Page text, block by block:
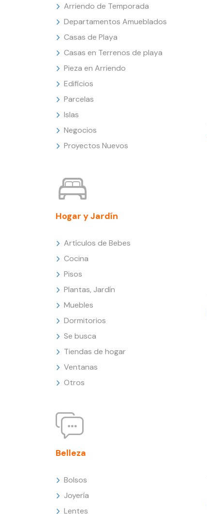
Arriendo de Temporada
Departamentos Amueblados
Casas de Playa
Casas en Terrenos de playa
Pieza en Arriendo
Edificios
Parcelas
Islas
Negocios
Proyectos Nuevos
Hogar y Jardín
Artículos de Bebes
Cocina
Pisos
Plantas, Jardín
Muebles
Dormitorios
Se busca
Tiendas de hogar
Ventanas
Otros
Belleza
Bolsos
Joyería
Lentes